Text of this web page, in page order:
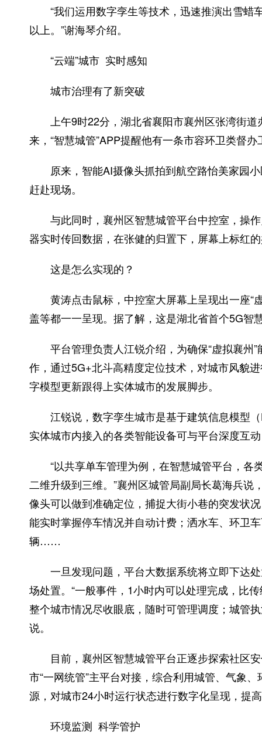
“我们运用数字孪生等技术，迅速推演出雪蜡
以上。”谢海琴介绍。
“云端”城市 实时感知
城市治理有了新突破
上午9时22分，湖北省襄阳市襄州区张湾街道
来，“智慧城管”APP提醒他有一条市容环卫类督
原来，智能AI摄像头抓拍到航空路怡美家园小
赶赴现场。
与此同时，襄州区智慧城管平台中控室，操作
器实时传回数据，在张健的归置下，屏幕上标红
这是怎么实现的？
黄涛点击鼠标，中控室大屏幕上呈现出一座“
盖等都一一呈现。据了解，这是湖北省首个5G智
平台管理负责人江锐介绍，为确保“虚拟襄州”
作，通过5G+北斗高精度定位技术，对城市风貌
字模型更新跟得上实体城市的发展脚步。
江锐说，数字孪生城市是基于建筑信息模型（
实体城市内接入的各类智能设备可与平台深度互
“以共享单车管理为例，在智慧城管平台，各
二维升级到三维。”襄州区城管局副局长葛海兵
像头可以做到准确定位，捕捉大街小巷的突发状
能实时掌握停车情况并自动计费；洒水车、环卫
辆……
一旦发现问题，平台大数据系统将立即下达处
场处置。“一般事件，1小时内可以处理完成，比
整个城市情况尽收眼底，随时可管理调度；城管执
说。
目前，襄州区智慧城管平台正逐步探索社区安
市“一网统管”主平台对接，综合利用城管、气象
源，对城市24小时运行状态进行数字化呈现，提
环境监测 科学管护